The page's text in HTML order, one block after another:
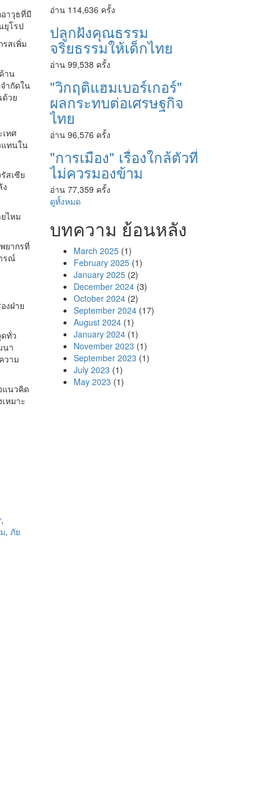
าวุธที่มี
ยุโรป
สเพิ่ม
าน
ำกัดใน
วย
ทศ
แทนใน
สเซีย
ไหม
ยากรที่
รณ์
งฝ่าย
ทั่ว
นา
วาม
แนวคิด
หมาะ
,
, ภัย
อ่าน 114,636 ครั้ง
ปลูกฝังคุณธรรม
จริยธรรมให้เด็กไทย
อ่าน 99,538 ครั้ง
"วิกฤติแฮมเบอร์เกอร์"
ผลกระทบต่อเศรษฐกิจ
ไทย
อ่าน 96,576 ครั้ง
"การเมือง" เรื่องใกล้ตัวที่
ไม่ควรมองข้าม
อ่าน 77,359 ครั้ง
ดูทั้งหมด
บทความ ย้อนหลัง
March 2025(1)
February 2025(1)
January 2025(2)
December 2024(3)
October 2024(2)
September 2024(17)
August 2024(1)
January 2024(1)
November 2023 (1)
September 2023 (1)
July 2023 (1)
May 2023 (1)